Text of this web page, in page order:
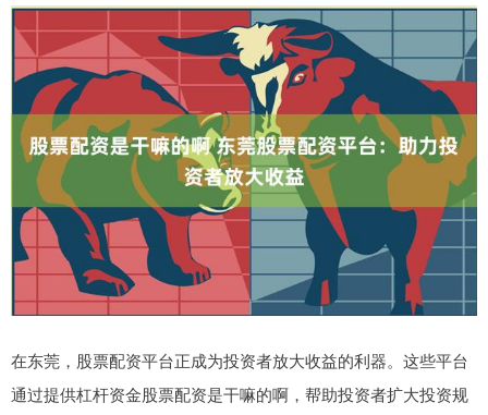
在东莞，股票配资平台正成为投资者放大收益的利器。这些平台
通过提供杠杆资金股票配资是干嘛的啊，帮助投资者扩大投资规